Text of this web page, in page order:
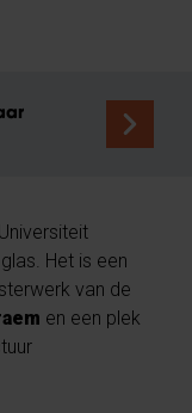
Het is een
van de
en een plek